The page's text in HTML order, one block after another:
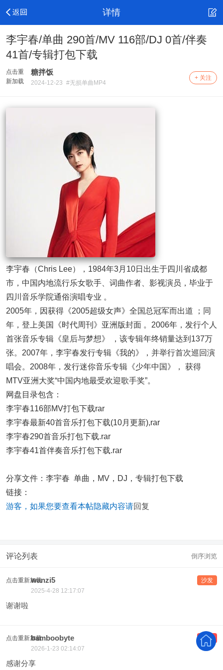
详情
李宇春/单曲 290首/MV 116部/DJ 0首/伴奏
41首/专辑打包下载
点击重
新加载
糖拌饭
2024-12-23 #无损单曲MP4
+ 关注
李宇春（Chris Lee），1984年3月10日出生于四川省成都
市，中国内地流行乐女歌手、词曲作者、影视演员，毕业于
四川音乐学院通俗演唱专业 。
2005年，因获得《2005超级女声》全国总冠军而出道 ；同
年，登上美国《时代周刊》亚洲版封面 。2006年，发行个人
首张音乐专辑《皇后与梦想》 ，该专辑年终销量达到137万
张。2007年，李宇春发行专辑《我的》，并举行首次巡回演
唱会。2008年，发行迷你音乐专辑《少年中国》， 获得
MTV亚洲大奖“中国内地最受欢迎歌手奖”。
网盘目录包含：
李宇春116部MV打包下载rar
李宇春最新40首音乐打包下载(10月更新),rar
李宇春290首音乐打包下载.rar
李宇春41首伴奏音乐打包下载.rar
分享文件：李宇春 单曲，MV，DJ，专辑打包下载
链接：
游客，如果您要查看本帖隐藏内容请回复
评论列表 倒序浏览
点击重新加载 沙发
wanzi5
2025-4-28 12:17:07
谢谢啦
点击重新加载 板凳
bamboobyte
2026-1-23 02:14:07
感谢分享